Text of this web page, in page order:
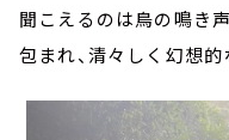
聞こえるのは鳥の鳴き
包まれ、清々しく幻想的